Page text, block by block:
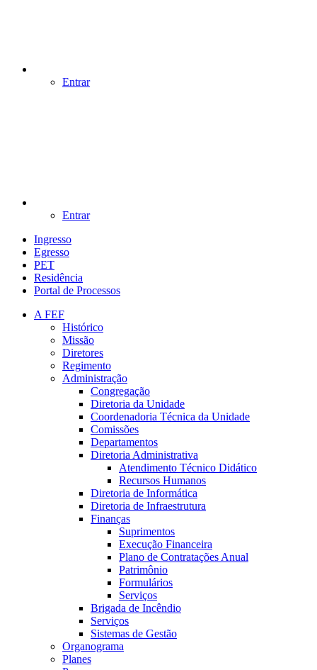
Entrar
Entrar
Ingresso
Egresso
PET
Residência
Portal de Processos
A FEF
Histórico
Missão
Diretores
Regimento
Administração
Congregação
Diretoria da Unidade
Coordenadoria Técnica da Unidade
Comissões
Departamentos
Diretoria Administrativa
Atendimento Técnico Didático
Recursos Humanos
Diretoria de Informática
Diretoria de Infraestrutura
Finanças
Suprimentos
Execução Financeira
Plano de Contratações Anual
Patrimônio
Formulários
Serviços
Brigada de Incêndio
Serviços
Sistemas de Gestão
Organograma
Planes